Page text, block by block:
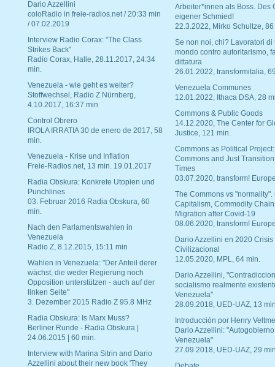
Dario Azzellini
coloRadio in freie-radios.net / 20:33 min
/ 07.02.2019
Interview Radio Corax: "The Class
Strikes Back"
Radio Corax, Halle, 28.11.2017, 24:34
min.
Venezuela - wie geht es weiter?
Stoffwechsel, Radio Z Nürnberg,
4.10.2017, 16:37 min
Control Obrero
IROLA IRRATIA 30 de enero de 2017, 58
min.
Venezuela - Krise und Inflation
Freie-Radios.net, 13 min. 19.01.2017
Radia Obskura: Konkrete Utopien und
Punchlines
03. Februar 2016 Radia Obskura, 60
min.
Nach den Parlamentswahlen in
Venezuela
Radio Z, 8.12.2015, 15:11 min
Wahlen in Venezuela: "Der Anteil derer
wächst, die weder Regierung noch
Opposition unterstützen - auch auf der
linken Seite"
3. Dezember 2015 Radio Z 95.8 MHz
Radia Obskura: Is Marx Muss?
Berliner Runde - Radia Obskura |
24.06.2015 | 60 min.
Interview with Marina Sitrin and Dario
Azzellini about their new book 'They
Arbeiter*innen als Boss. Des
eigener Schmied!
22.3.2022, Mirko Schultze, 86
Se non noi, chi? Lavoratori di
mondo contro autoritarismo,
dittatura
26.01.2022, transformitalia,
Venezuela Communes
12.01.2022, Ithaca DSA, 28
Commons & Public Goods
14.12.2020, The Center for
Justice, 121 min.
Commons as Political Project:
Commons and Just
Times
03.07.2020, transform!
The Commons vs "normality".
Capitalism, Commodity
Migration after Covid-19
08.06.2020, transform!
Dario Azzellini en 2020 Crisis
Civilizacional
12.05.2020, MPL, 64 min.
Dario Azzellini,
socialismo realmente
Venezuela"
28.09.2018, UED-UAZ, 13
Introducción por Henry
Dario Azzellini:
Venezuela"
27.09.2018, UED-UAZ, 29